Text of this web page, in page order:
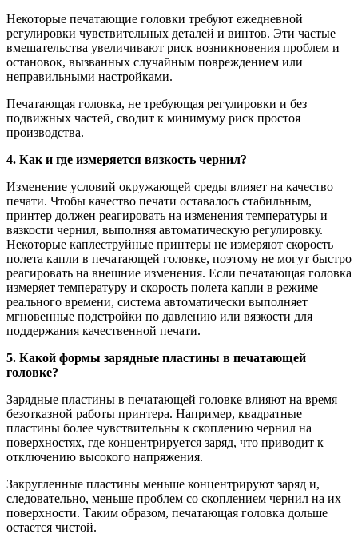
Некоторые печатающие головки требуют ежедневной
регулировки чувствительных деталей и винтов. Эти частые
вмешательства увеличивают риск возникновения проблем и
остановок, вызванных случайным повреждением или
неправильными настройками.
Печатающая головка, не требующая регулировки и без
подвижных частей, сводит к минимуму риск простоя
производства.
4. Как и где измеряется вязкость чернил?
Изменение условий окружающей среды влияет на качество
печати. Чтобы качество печати оставалось стабильным,
принтер должен реагировать на изменения температуры и
вязкости чернил, выполняя автоматическую регулировку.
Некоторые каплеструйные принтеры не измеряют скорость
полета капли в печатающей головке, поэтому не могут быстро
реагировать на внешние изменения. Если печатающая головка
измеряет температуру и скорость полета капли в режиме
реального времени, система автоматически выполняет
мгновенные подстройки по давлению или вязкости для
поддержания качественной печати.
5. Какой формы зарядные пластины в печатающей
головке?
Зарядные пластины в печатающей головке влияют на время
безотказной работы принтера. Например, квадратные
пластины более чувствительны к скоплению чернил на
поверхностях, где концентрируется заряд, что приводит к
отключению высокого напряжения.
Закругленные пластины меньше концентрируют заряд и,
следовательно, меньше проблем со скоплением чернил на их
поверхности. Таким образом, печатающая головка дольше
остается чистой.